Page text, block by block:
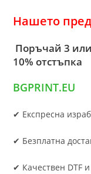
Нашето
Поръчай 3
10% отстъпка
BGPRINT.EU
✔ Експресна
✔ Безплатна
✔ Качествен DTF